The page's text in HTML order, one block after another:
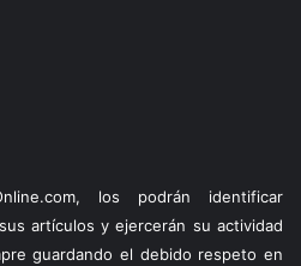
los podrán identificar
artículos y ejercerán su actividad
guardando el debido respeto en